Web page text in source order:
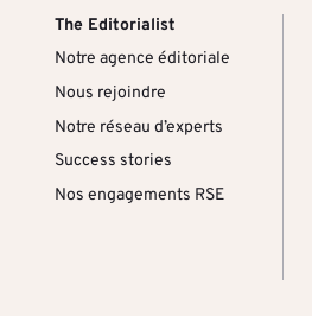
The Editorialist
Notre agence éditoriale
Nous rejoindre
Notre réseau d’experts
Success stories
Nos engagements RSE